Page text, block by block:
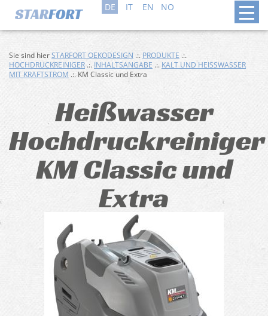
DE IT EN NO
Sie sind hierSTARFORT OEKODESIGN .:. PRODUKTE .:.
HOCHDRUCKREINIGER .:. INHALTSANGABE .:. KALT UND HEISSWASSER M
IT KRAFTSTROM
.:. KM Classic und Extra
Heißwasser
Hochdruckreiniger
KM Classic und
Extra